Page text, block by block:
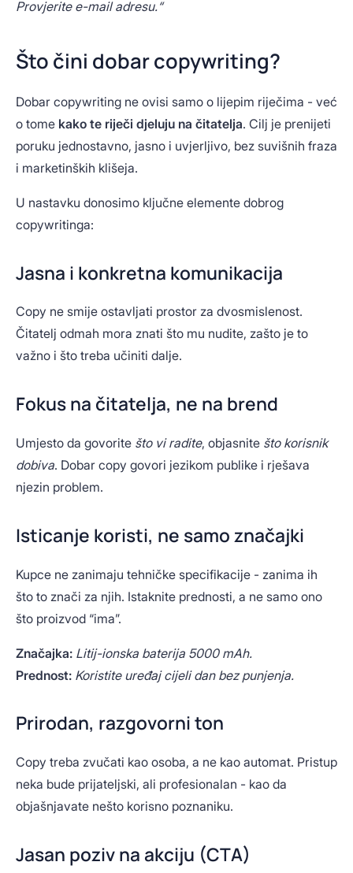
Provjerite e-mail adresu.“
Što čini dobar copywriting?
Dobar copywriting ne ovisi samo o lijepim riječima - već
o tome kako te riječi djeluju na čitatelja. Cilj je prenijeti
poruku jednostavno, jasno i uvjerljivo, bez suvišnih fraza
i marketinških klišeja.
U nastavku donosimo ključne elemente dobrog
copywritinga:
Jasna i konkretna komunikacija
Copy ne smije ostavljati prostor za dvosmislenost.
Čitatelj odmah mora znati što mu nudite, zašto je to
važno i što treba učiniti dalje.
Fokus na čitatelja, ne na brend
Umjesto da govorite što vi radite, objasnite što korisnik
dobiva. Dobar copy govori jezikom publike i rješava
njezin problem.
Isticanje koristi, ne samo značajki
Kupce ne zanimaju tehničke specifikacije - zanima ih
što to znači za njih. Istaknite prednosti, a ne samo ono
što proizvod “ima”.
Značajka: Litij-ionska baterija 5000 mAh.
Prednost: Koristite uređaj cijeli dan bez punjenja.
Prirodan, razgovorni ton
Copy treba zvučati kao osoba, a ne kao automat. Pristup
neka bude prijateljski, ali profesionalan - kao da
objašnjavate nešto korisno poznaniku.
Jasan poziv na akciju (CTA)